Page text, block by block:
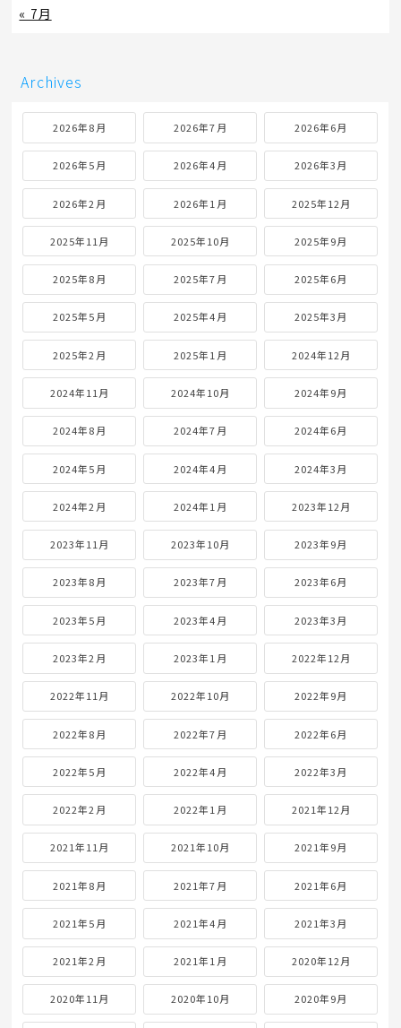
« 7月
Archives
2026年8月 2026年7月 2026年6月
2026年5月 2026年4月 2026年3月
2026年2月 2026年1月 2025年12月
2025年11月 2025年10月 2025年9月
2025年8月 2025年7月 2025年6月
2025年5月 2025年4月 2025年3月
2025年2月 2025年1月 2024年12月
2024年11月 2024年10月 2024年9月
2024年8月 2024年7月 2024年6月
2024年5月 2024年4月 2024年3月
2024年2月 2024年1月 2023年12月
2023年11月 2023年10月 2023年9月
2023年8月 2023年7月 2023年6月
2023年5月 2023年4月 2023年3月
2023年2月 2023年1月 2022年12月
2022年11月 2022年10月 2022年9月
2022年8月 2022年7月 2022年6月
2022年5月 2022年4月 2022年3月
2022年2月 2022年1月 2021年12月
2021年11月 2021年10月 2021年9月
2021年8月 2021年7月 2021年6月
2021年5月 2021年4月 2021年3月
2021年2月 2021年1月 2020年12月
2020年11月 2020年10月 2020年9月